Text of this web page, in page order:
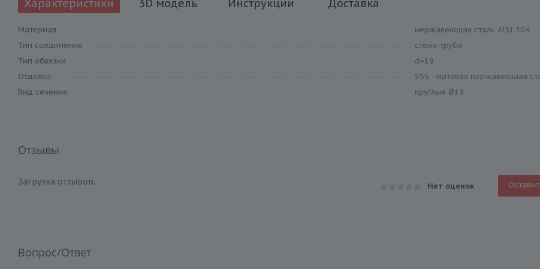
Характеристики 3D модель Инструкции Доставка
Материал
нержавеющая сталь AISI 304
Тип соединения
стена-труба
Тип обвязки
d=19
Отделка
SSS - матовая нержавеющая
Вид сечения
круглые Ø19
Отзывы
Нет оценок
Загрузка отзывов...
Вопрос/Ответ